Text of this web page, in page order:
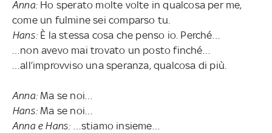
Anna:Ho sperato molte volte in qualcosa per me,
come un fulmine sei comparso tu.
Hans:È la stessa cosa che penso io. Perché…
…non avevo mai trovato un posto finché…
…all’improvviso una speranza, qualcosa di più.
Anna:Ma se noi…
Hans:Ma se noi…
Anna e Hans: …stiamo insieme…